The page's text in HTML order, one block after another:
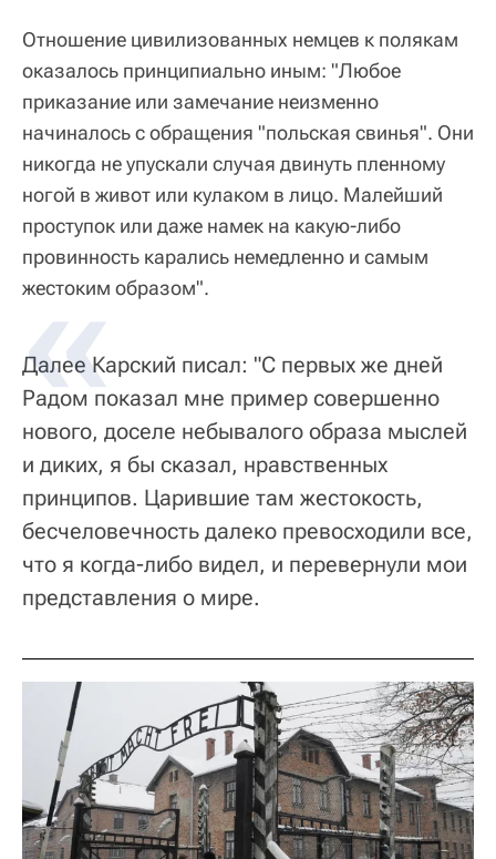
Отношение цивилизованных немцев к полякам
оказалось принципиально иным: "Любое
приказание или замечание неизменно
начиналось с обращения "польская свинья". Они
никогда не упускали случая двинуть пленному
ногой в живот или кулаком в лицо. Малейший
проступок или даже намек на какую-либо
провинность карались немедленно и самым
жестоким образом".
Далее Карский писал: "С первых же дней
Радом показал мне пример совершенно
нового, доселе небывалого образа мыслей
и диких, я бы сказал, нравственных
принципов. Царившие там жестокость,
бесчеловечность далеко превосходили все,
что я когда-либо видел, и перевернули мои
представления о мире.